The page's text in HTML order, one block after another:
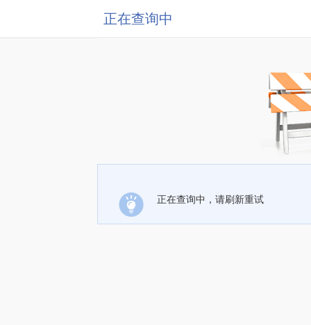
正在查询中
正在查询中，请刷新重试